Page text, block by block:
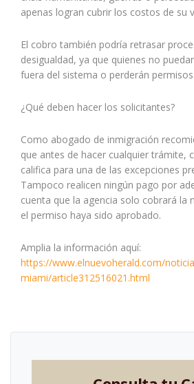
apenas logran cubrir los costos de su
El cobro también podría retrasar
desigualdad, ya que quienes no
fuera del sistema o perderán
¿Qué deben hacer los solicitantes?
Como abogado de inmigración
que antes de hacer cualquier trámite,
califica para una de las excepciones
Tampoco realicen ningún pago por
cuenta que la agencia solo cobrará la
el permiso haya sido aprobado.
Amplia la información aquí:
https://www.elnuevoherald.com/
miami/article312516021.html